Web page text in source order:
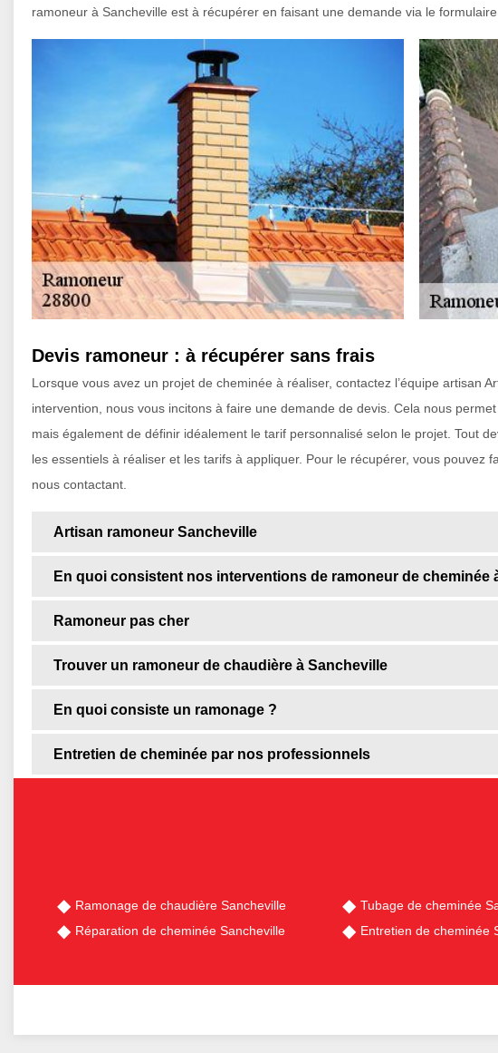
ramoneur à Sancheville est à récupérer en faisant une demande via le formulaire
Devis ramoneur : à récupérer sans frais
Lorsque vous avez un projet de cheminée à réaliser, contactez l’équipe artisan
intervention, nous vous incitons à faire une demande de devis. Cela nous
mais également de définir idéalement le tarif personnalisé selon le projet. Tout
les essentiels à réaliser et les tarifs à appliquer. Pour le récupérer, vous pouvez
nous contactant.
Artisan ramoneur Sancheville
En quoi consistent nos interventions de ramoneur de cheminée
Ramoneur pas cher
Trouver un ramoneur de chaudière à Sancheville
En quoi consiste un ramonage ?
Entretien de cheminée par nos professionnels
Ramonage de chaudière Sancheville
Réparation de cheminée Sancheville
Tubage de cheminée
Entretien de cheminée